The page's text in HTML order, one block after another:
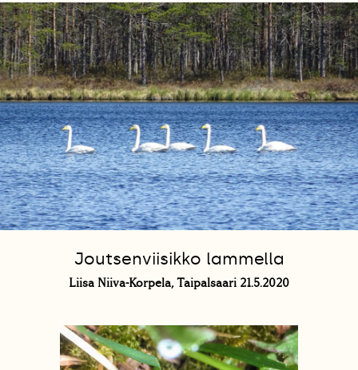
Joutsenviisikko lammella
Liisa Niiva-Korpela, Taipalsaari 21.5.2020